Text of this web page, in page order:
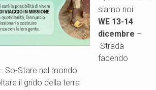
siamo noi
WE 13-14
dicembre –
Strada
facendo
So-Stare nel mondo
il grido della terra